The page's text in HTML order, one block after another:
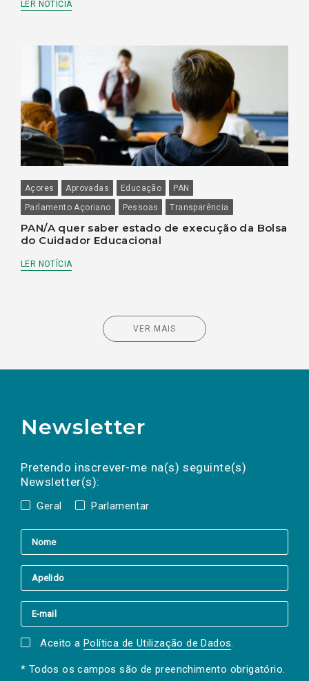
LER NOTÍCIA
Açores Aprovadas Educação
PAN
Parlamento Açoriano
Pessoas Transparência
PAN/A quer saber estado de execução da Bolsa
do Cuidador Educacional
LER NOTÍCIA
VER MAIS
Newsletter
Pretendo inscrever-me na(s) seguinte(s)
Newsletter(s):
Geral Parlamentar
a(s) newsletter(s).
mail
Aceito a Política de Utilização de Dados.
* Todos os campos são de preenchimento obrigatório.